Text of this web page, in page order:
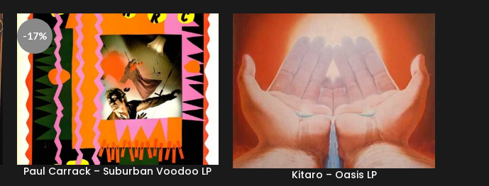
-17%
Paul Carrack – Suburban Voodoo LP Kitaro – Oasis LP